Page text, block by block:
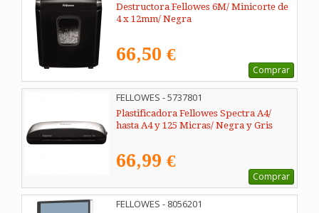
Destructora Fellowes 6M/ Minicorte de
4 x 12mm/ Negra
66,50 €
Comprar
FELLOWES - 5737801
Plastificadora Fellowes Spectra A4/
hasta A4 y 125 Micras/ Negra y Gris
66,99 €
Comprar
FELLOWES - 8056201